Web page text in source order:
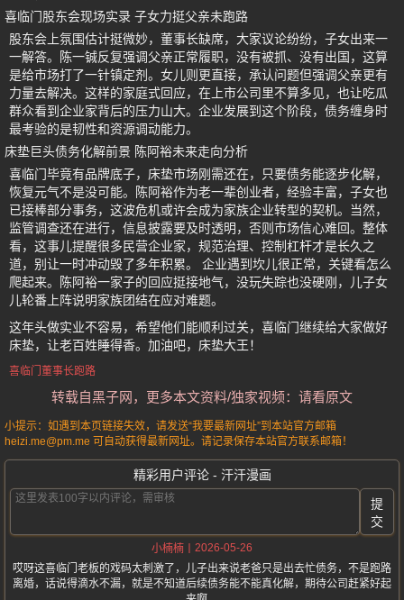
喜临门股东会现场实录 子女力挺父亲未跑路
股东会上氛围估计挺微妙，董事长缺席，大家议论纷纷，子女出来一
一解答。陈一铖反复强调父亲正常履职，没有被抓、没有出国，这算
是给市场打了一针镇定剂。女儿则更直接，承认问题但强调父亲更有
力量去解决。这样的家庭式回应，在上市公司里不算多见，也让吃瓜
群众看到企业家背后的压力山大。企业发展到这个阶段，债务缠身时
最考验的是韧性和资源调动能力。
床垫巨头债务化解前景 陈阿裕未来走向分析
喜临门毕竟有品牌底子，床垫市场刚需还在，只要债务能逐步化解，
恢复元气不是没可能。陈阿裕作为老一辈创业者，经验丰富，子女也
已接棒部分事务，这波危机或许会成为家族企业转型的契机。当然，
监管调查还在进行，信息披露要及时透明，否则市场信心难回。整体
看，这事儿提醒很多民营企业家，规范治理、控制杠杆才是长久之
道，别让一时冲动毁了多年积累。 企业遇到坎儿很正常，关键看怎么
爬起来。陈阿裕一家子的回应挺接地气，没玩失踪也没硬刚，儿子女
儿轮番上阵说明家族团结在应对难题。
这年头做实业不容易，希望他们能顺利过关，喜临门继续给大家做好
床垫，让老百姓睡得香。加油吧，床垫大王！
喜临门董事长跑路
转载自黑子网，更多本文资料/独家视频：请看原文
小提示：如遇到本页链接失效，请发送“我要最新网址”到本站官方邮箱
heizi.me@pm.me 可自动获得最新网址。请记录保存本站官方联系邮箱！
精彩用户评论 - 汗汗漫画
提
交
小楠楠
2026-05-26
哎呀这喜临门老板的戏码太刺激了，儿子出来说老爸只是出去忙债务，不是跑路
离婚，话说得滴水不漏，就是不知道后续债务能不能真化解，期待公司赶紧好起